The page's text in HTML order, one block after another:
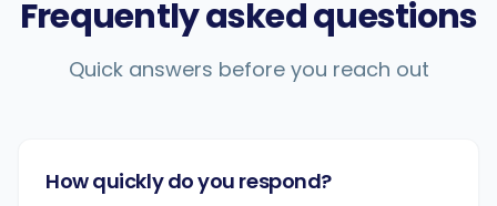
Frequently asked questions
Quick answers before you reach out
How quickly do you respond?